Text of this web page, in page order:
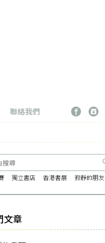
聯絡我們
獨立書店 香港書展 寂靜的朋友
文章